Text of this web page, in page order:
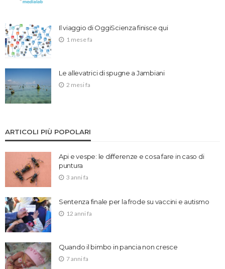
Il viaggio di OggiScienza finisce qui
1 mese fa
Le allevatrici di spugne a Jambiani
2 mesi fa
ARTICOLI PIÙ POPOLARI
Api e vespe: le differenze e cosa fare in caso di
puntura
3 anni fa
Sentenza finale per la frode su vaccini e autismo
12 anni fa
Quando il bimbo in pancia non cresce
7 anni fa